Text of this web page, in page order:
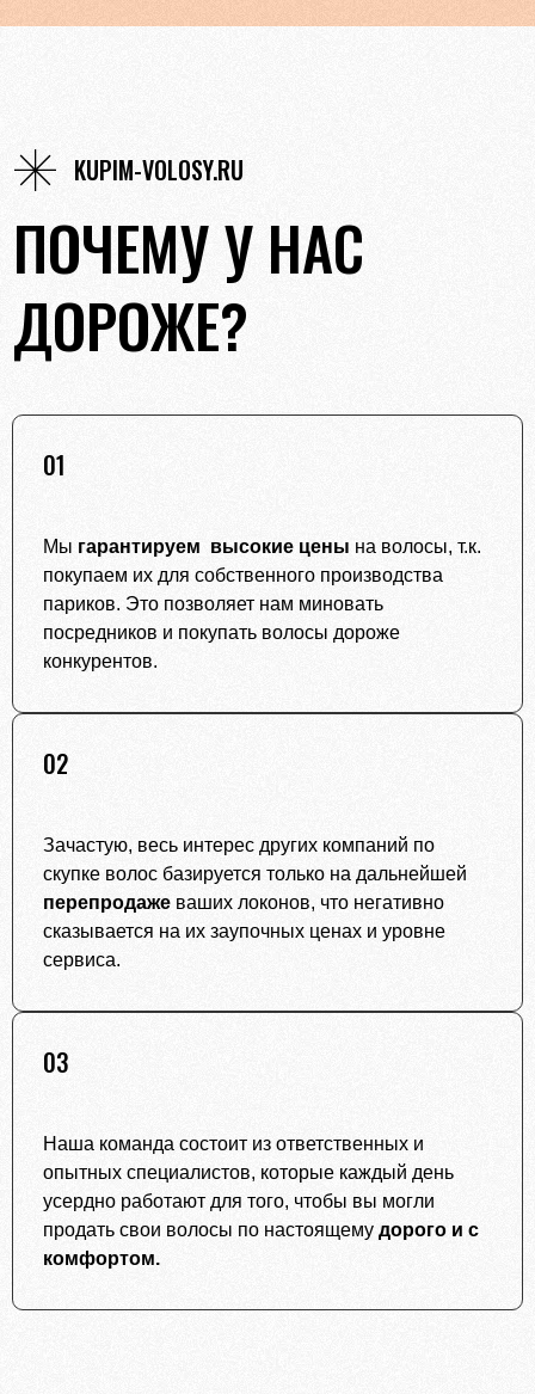
KUPIM-VOLOSY.RU
ПОЧЕМУ У НАС
ДОРОЖЕ?
01
Мы гарантируем высокие цены на волосы, т.к.
покупаем их для собственного производства
париков. Это позволяет нам миновать
посредников и покупать волосы дороже
конкурентов.
02
Зачастую, весь интерес других компаний по
скупке волос базируется только на дальнейшей
перепродаже ваших локонов, что негативно
сказывается на их заупочных ценах и уровне
сервиса.
03
Наша команда состоит из ответственных и
опытных специалистов, которые каждый день
усердно работают для того, чтобы вы могли
продать свои волосы по настоящему дорого и с
комфортом.